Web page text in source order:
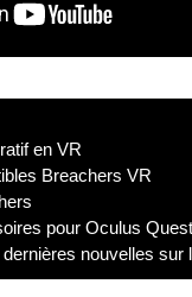
en VR
Breachers VR
pour Oculus
nouvelles sur